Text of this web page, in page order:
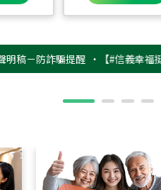
詐騙提醒 ‧【#信義幸福挺不同